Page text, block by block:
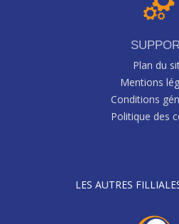
Plan du
Mentions
Conditions
Politique des
LES AUTRES